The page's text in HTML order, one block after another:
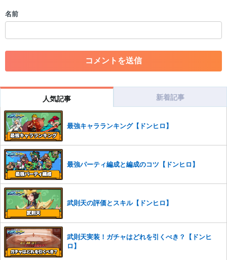
・一度削除された投稿を再び投稿すること
・アカウントの売買など金銭が絡む内容の投稿
・各ゲームのネタバレを含む内容の投稿
・その他、管理者が不適切と判断した投稿
だけますでしょうか。
コメントの削除を申請する
※投稿内容を確認後、順次対応さ
せていただきます。ご了承ください。
※一度削除したコメントは復元ができませんのでご注意くだ
さい。
また、過度な利用規約の違反や、弊社に損害の及ぶ内容の書き込みがあ
った場合は、法的措置をとらせていただく場合もございますので、あら
かじめご理解くださいませ。
名前
人気記事 新着記事
最強キャラランキング【ドンヒロ】
最強パーティ編成と編成のコツ【ドンヒロ】
武則天の評価とスキル【ドンヒロ】
武則天実装！ガチャはどれを引くべき？【ドンヒ
ロ】